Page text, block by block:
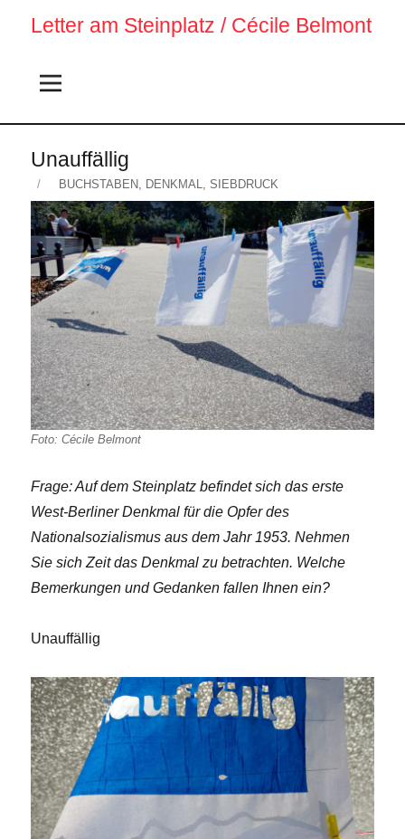
Letter am Steinplatz / Cécile Belmont
Unauffällig
Veröffentlicht
am
KATEGORIEN
BUCHSTABEN, DENKMAL,SIEBDRUCK
Foto: Cécile Belmont
Frage: Auf dem Steinplatz befindet sich das erste
West-Berliner Denkmal für die Opfer des
Nationalsozialismus aus dem Jahr 1953. Nehmen
Sie sich Zeit das Denkmal zu betrachten. Welche
Bemerkungen und Gedanken fallen Ihnen ein?
Unauffällig